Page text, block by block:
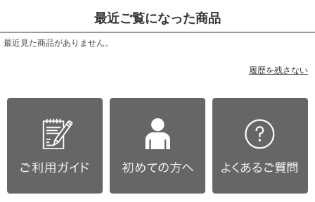
最近ご覧になった商品
最近見た商品がありません。
履歴を残さない